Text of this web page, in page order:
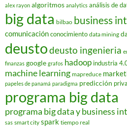
alex rayon algoritmos analytics análisis de
big data bilbao business
comunicaciónconocimiento data mining
deustodeusto ingenieria
finanzas google grafos hadoop industria
machine learning mapreduce
papeles de panamá paradigma predicción
programa big data
programa big data y business
sas smart city spark tiempo real